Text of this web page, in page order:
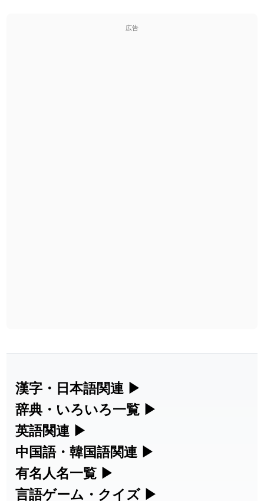
広告
漢字・日本語関連 ▶
漢字の読み方検索、手書き入力、書き順
練習など、日本語学習に役立つツールを
集めています。
人名漢字辞典 - 読み方検索
辞典・いろいろ一覧 ▶
部首・画数別の漢字一覧、熟語辞典、地
名・駅名検索など、各種リファレンスツ
ールです。
部首画数別漢字一覧
英語関連 ▶
カタカナ語・略語の意味検索、発音記
号、リスニング練習など英語学習ツール
です。
中国語・韓国語関連 ▶
中国語のピンイン変換、韓国語の手書き
入力など、アジア言語学習ツールです。
有名人名一覧 ▶
海外セレブやスポーツ選手の名前の読み
言語ゲーム・クイズ ▶